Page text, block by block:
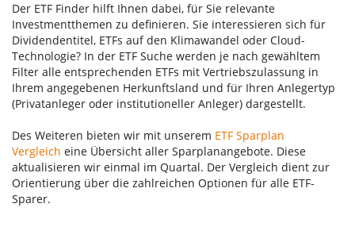
Der ETF Finder hilft Ihnen dabei, für Sie relevante
Investmentthemen zu definieren. Sie interessieren sich für
Dividendentitel, ETFs auf den Klimawandel oder Cloud-
Technologie? In der ETF Suche werden je nach gewähltem
Filter alle entsprechenden ETFs mit Vertriebszulassung in
Ihrem angegebenen Herkunftsland und für Ihren Anlegertyp
(Privatanleger oder institutioneller Anleger) dargestellt.
Des Weiteren bieten wir mit unserem ETF Sparplan
Vergleich eine Übersicht aller Sparplanangebote. Diese
aktualisieren wir einmal im Quartal. Der Vergleich dient zur
Orientierung über die zahlreichen Optionen für alle ETF-
Sparer.